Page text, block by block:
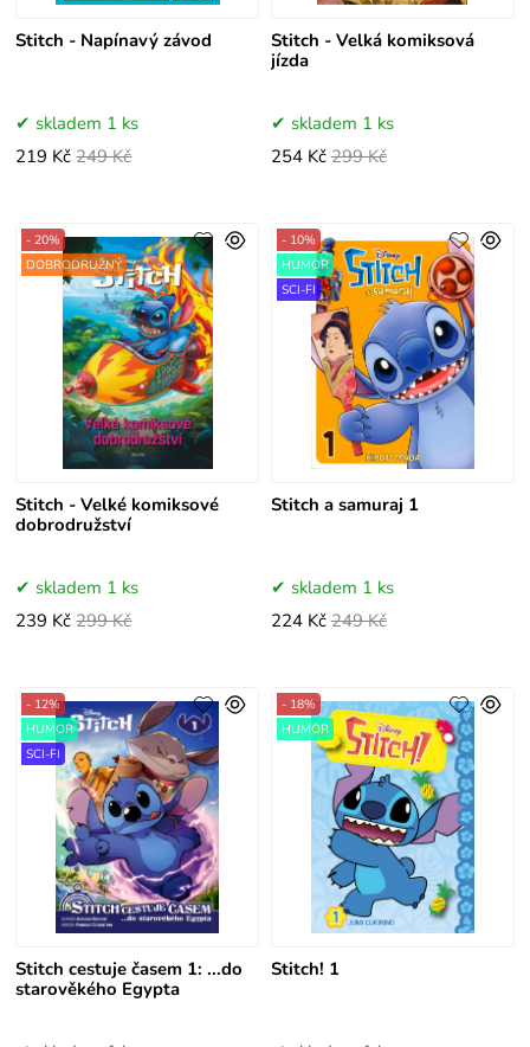
Stitch - Napínavý závod
skladem 1 ks
219 Kč 249 Kč
Stitch - Velká komiksová
jízda
skladem 1 ks
254 Kč 299 Kč
Stitch - Velké komiksové
dobrodružství
- 20%
DOBRODRUŽNÝ
skladem 1 ks
239 Kč 299 Kč
Stitch a samuraj 1
- 10%
HUMOR
SCI-FI
skladem 1 ks
224 Kč 249 Kč
Stitch cestuje časem 1: ...do
starověkého Egypta
- 12%
HUMOR
SCI-FI
Stitch! 1
- 18%
HUMOR